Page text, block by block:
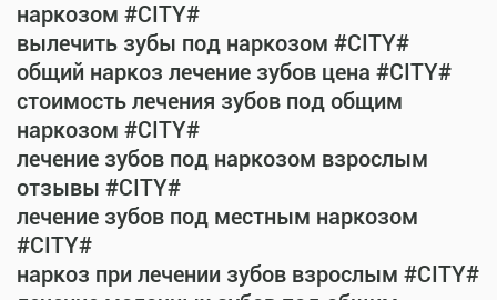
наркозом #CITY#
вылечить зубы под наркозом #CITY#
общий наркоз лечение зубов цена #CITY#
стоимость лечения зубов под общим
наркозом #CITY#
лечение зубов под наркозом взрослым
отзывы #CITY#
лечение зубов под местным наркозом
#CITY#
наркоз при лечении зубов взрослым #CITY#